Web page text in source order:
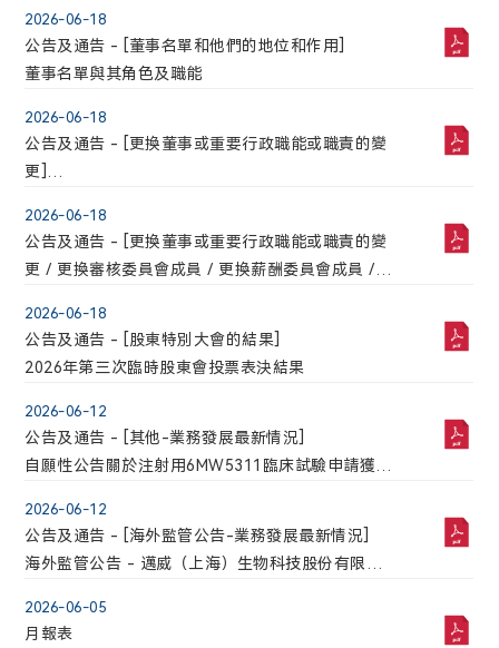
2026-06-18
公告及通告 - [董事名單和他們的地位和作用]
董事名單與其角色及職能
2026-06-18
公告及通告 - [更換董事或重要行政職能或職責的變
更]
2026-06-18
公告及通告 - [更換董事或重要行政職能或職責的變
更 / 更換審核委員會成員 / 更換薪酬委員會成員 /
主席及更換董事委員會成員
2026-06-18
公告及通告 - [股東特別大會的結果]
2026年第三次臨時股東會投票表決結果
2026-06-12
公告及通告 - [其他-業務發展最新情況]
自願性公告關於注射用6MW5311臨床試驗申請獲得
2026-06-12
公告及通告 - [海外監管公告-業務發展最新情況]
海外監管公告 - 邁威（上海）生物科技股份有限公
2026-06-05
月報表